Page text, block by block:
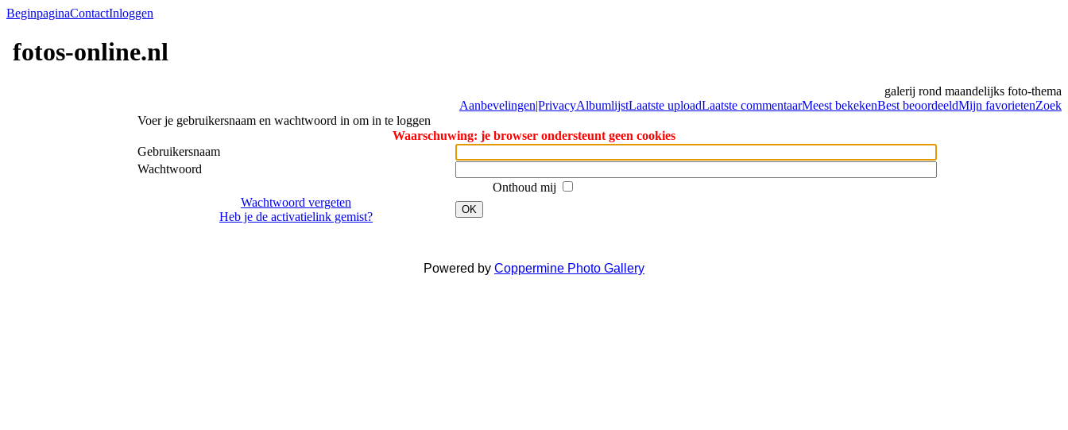
BeginpaginaContactInloggen
fotos-online.nl
galerij rond maandelijks foto-thema
Aanbevelingen|PrivacyAlbumlijstLaatste uploadLaatste commentaarMeest bekekenBest beoordeeldMijn favorietenZoek
Voer je gebruikersnaam en wachtwoord in om in te loggen
Waarschuwing: je browser ondersteunt geen cookies
Gebruikersnaam
Wachtwoord
Onthoud mij
Wachtwoord vergeten
Heb je de activatielink gemist?
OK
Powered by Coppermine Photo Gallery